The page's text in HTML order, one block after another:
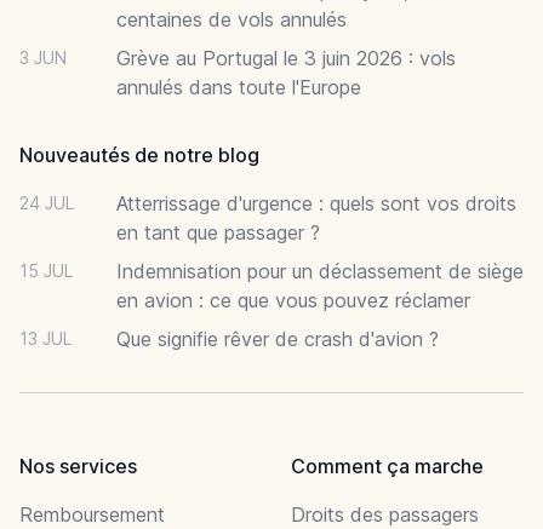
centaines de vols annulés
3 JUN
Grève au Portugal le 3 juin 2026 : vols
annulés dans toute l'Europe
Nouveautés de notre blog
24 JUL
Atterrissage d'urgence : quels sont vos droits
en tant que passager ?
15 JUL
Indemnisation pour un déclassement de siège
en avion : ce que vous pouvez réclamer
13 JUL Que signifie rêver de crash d'avion ?
Nos services
Remboursement
Comment ça marche
Droits des passagers